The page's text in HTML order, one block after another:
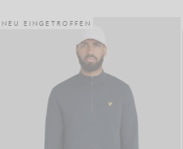
NEU EINGETROFFEN